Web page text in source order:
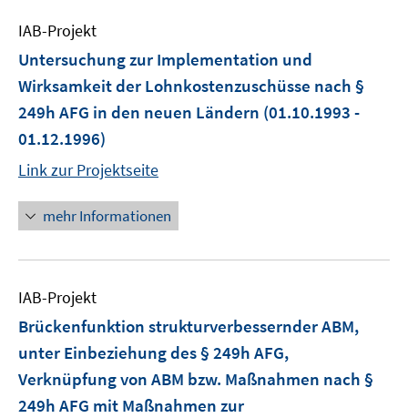
IAB-Projekt
Untersuchung zur Implementation und
Wirksamkeit der Lohnkostenzuschüsse nach §
249h AFG in den neuen Ländern (01.10.1993 -
01.12.1996)
Link zur Projektseite
mehr Informationen
IAB-Projekt
Brückenfunktion strukturverbessernder ABM,
unter Einbeziehung des § 249h AFG,
Verknüpfung von ABM bzw. Maßnahmen nach §
249h AFG mit Maßnahmen zur